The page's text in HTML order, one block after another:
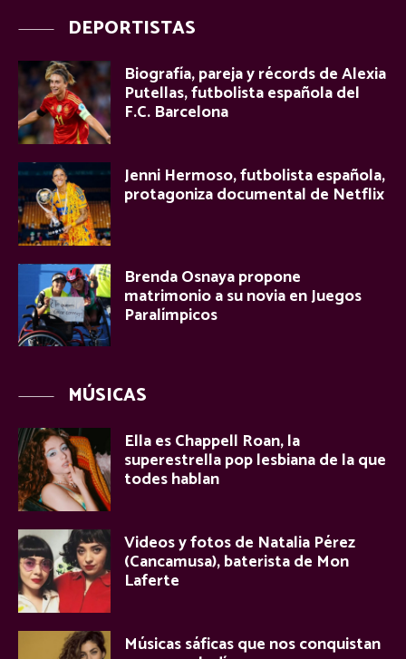
DEPORTISTAS
Biografía, pareja y récords de Alexia
Putellas, futbolista española del
F.C. Barcelona
Jenni Hermoso, futbolista española,
protagoniza documental de Netflix
Brenda Osnaya propone
matrimonio a su novia en Juegos
Paralímpicos
MÚSICAS
Ella es Chappell Roan, la
superestrella pop lesbiana de la que
todes hablan
Videos y fotos de Natalia Pérez
(Cancamusa), baterista de Mon
Laferte
Músicas sáficas que nos conquistan